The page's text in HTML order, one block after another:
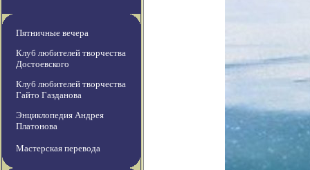
Пятничные вечера
Клуб любителей творчества
Достоевского
Клуб любителей творчества
Гайто Газданова
Энциклопедия Андрея
Платонова
Мастерская перевода